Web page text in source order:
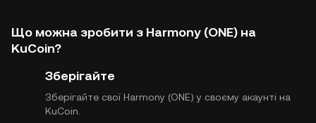
Що можна зробити з Harmony (ONE) на
KuCoin?
Зберігайте
Зберігайте свої Harmony (ONE) у своєму акаунті на
KuCoin.